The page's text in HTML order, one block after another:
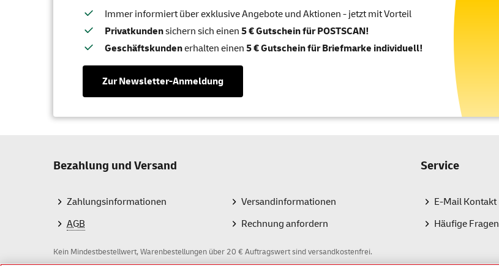
Immer informiert über exklusive Angebote und Aktionen - jetzt mit Vorteil
Privatkundensichern sich einen 5 € Gutschein für POSTSCAN!
Geschäftskundenerhalten einen 5 € Gutschein für Briefmarke individuell!
Zur Newsletter-Anmeldung
Bezahlung und Versand
Zahlungsinformationen
AGB
Versandinformationen
Rechnung anfordern
Service
E-Mail Kontakt
Häufige Fragen
Kein Mindestbestellwert, Warenbestellungen über 20 € Auftragswert sind versandkostenfrei.